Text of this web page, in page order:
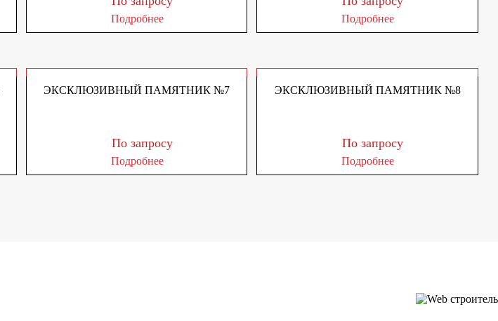
Подробнее Подробнее
ЭКСКЛЮЗИВНЫЙ ПАМЯТНИК №7
По запросу
Подробнее
ЭКСКЛЮЗИВНЫЙ ПАМЯТНИК №8
По запросу
Подробнее